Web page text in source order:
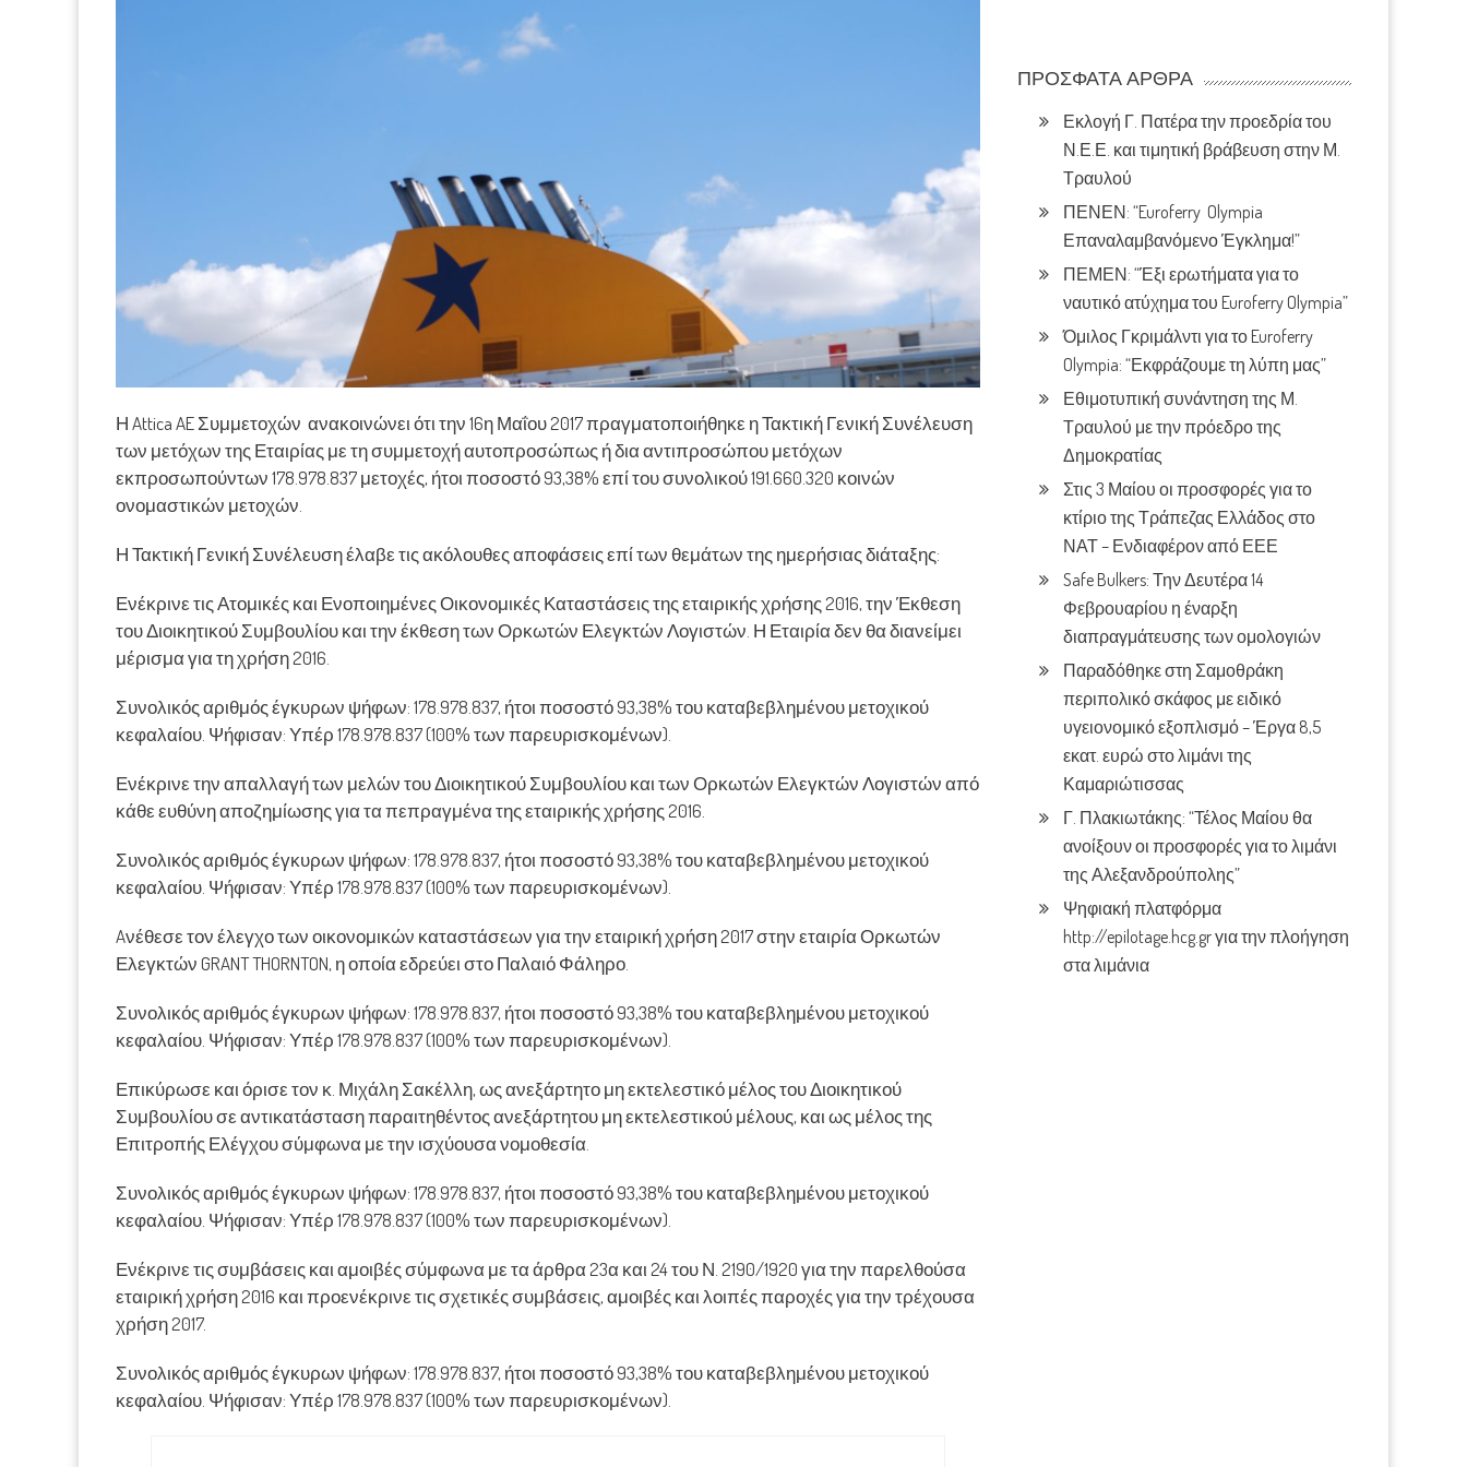
Η Attica AE Συμμετοχών ανακοινώνει ότι την 16η Μαΐου 2017 πραγματοποιήθηκε η Τακτική Γενική Συνέλευση
των μετόχων της Εταιρίας με τη συμμετοχή αυτοπροσώπως ή δια αντιπροσώπου μετόχων
εκπροσωπούντων 178.978.837 μετοχές, ήτοι ποσοστό 93,38% επί του συνολικού 191.660.320 κοινών
ονομαστικών μετοχών.
Η Τακτική Γενική Συνέλευση έλαβε τις ακόλουθες αποφάσεις επί των θεμάτων της ημερήσιας διάταξης:
Ενέκρινε τις Ατομικές και Ενοποιημένες Οικονομικές Καταστάσεις της εταιρικής χρήσης 2016, την Έκθεση
του Διοικητικού Συμβουλίου και την έκθεση των Ορκωτών Ελεγκτών Λογιστών. Η Εταιρία δεν θα διανείμει
μέρισμα για τη χρήση 2016.
Συνολικός αριθμός έγκυρων ψήφων: 178.978.837, ήτοι ποσοστό 93,38% του καταβεβλημένου μετοχικού
κεφαλαίου. Ψήφισαν: Υπέρ 178.978.837 (100% των παρευρισκομένων).
Ενέκρινε την απαλλαγή των μελών του Διοικητικού Συμβουλίου και των Ορκωτών Ελεγκτών Λογιστών από
κάθε ευθύνη αποζημίωσης για τα πεπραγμένα της εταιρικής χρήσης 2016.
Συνολικός αριθμός έγκυρων ψήφων: 178.978.837, ήτοι ποσοστό 93,38% του καταβεβλημένου μετοχικού
κεφαλαίου. Ψήφισαν: Υπέρ 178.978.837 (100% των παρευρισκομένων).
Aνέθεσε τον έλεγχο των οικονομικών καταστάσεων για την εταιρική χρήση 2017 στην εταιρία Ορκωτών
Ελεγκτών GRANT THORNTON, η οποία εδρεύει στο Παλαιό Φάληρο.
Συνολικός αριθμός έγκυρων ψήφων: 178.978.837, ήτοι ποσοστό 93,38% του καταβεβλημένου μετοχικού
κεφαλαίου. Ψήφισαν: Υπέρ 178.978.837 (100% των παρευρισκομένων).
Επικύρωσε και όρισε τον κ. Μιχάλη Σακέλλη, ως ανεξάρτητο μη εκτελεστικό μέλος του Διοικητικού
Συμβουλίου σε αντικατάσταση παραιτηθέντος ανεξάρτητου μη εκτελεστικού μέλους, και ως μέλος της
Επιτροπής Ελέγχου σύμφωνα με την ισχύουσα νομοθεσία.
Συνολικός αριθμός έγκυρων ψήφων: 178.978.837, ήτοι ποσοστό 93,38% του καταβεβλημένου μετοχικού
κεφαλαίου. Ψήφισαν: Υπέρ 178.978.837 (100% των παρευρισκομένων).
Ενέκρινε τις συμβάσεις και αμοιβές σύμφωνα με τα άρθρα 23α και 24 του Ν. 2190/1920 για την παρελθούσα
εταιρική χρήση 2016 και προενέκρινε τις σχετικές συμβάσεις, αμοιβές και λοιπές παροχές για την τρέχουσα
χρήση 2017.
Συνολικός αριθμός έγκυρων ψήφων: 178.978.837, ήτοι ποσοστό 93,38% του καταβεβλημένου μετοχικού
κεφαλαίου. Ψήφισαν: Υπέρ 178.978.837 (100% των παρευρισκομένων).
ΠΡΌΣΦΑΤΑ ΆΡΘΡΑ
Εκλογή Γ. Πατέρα την προεδρία του
Ν.Ε.Ε. και τιμητική βράβευση στην Μ.
Τραυλού
ΠΕΝΕΝ: “Euroferry Olympia
Επαναλαμβανόμενο Έγκλημα!”
ΠΕΜΕΝ: “Έξι ερωτήματα για το
ναυτικό ατύχημα του Euroferry Olympia”
Όμιλος Γκριμάλντι για το Euroferry
Olympia: “Εκφράζουμε τη λύπη μας”
Εθιμοτυπική συνάντηση της Μ.
Τραυλού με την πρόεδρο της
Δημοκρατίας
Στις 3 Μαίου οι προσφορές για το
κτίριο της Τράπεζας Ελλάδος στο
ΝΑΤ – Ενδιαφέρον από ΕΕΕ
Safe Bulkers: Την Δευτέρα 14
Φεβρουαρίου η έναρξη
διαπραγμάτευσης των ομολογιών
Παραδόθηκε στη Σαμοθράκη
περιπολικό σκάφος με ειδικό
υγειονομικό εξοπλισμό – Έργα 8,5
εκατ. ευρώ στο λιμάνι της
Καμαριώτισσας
Γ. Πλακιωτάκης: “Τέλος Μαίου θα
ανοίξουν οι προσφορές για το λιμάνι
της Αλεξανδρούπολης”
Ψηφιακή πλατφόρμα
http://epilotage.hcg.gr για την πλοήγηση
στα λιμάνια